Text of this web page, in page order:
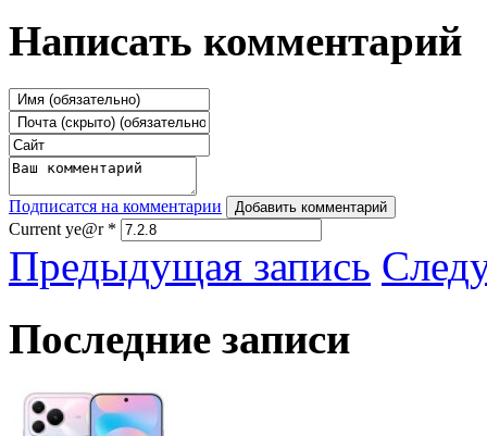
Написать комментарий
Подписатся на комментарии Добавить комментарий
Current ye@r *
Предыдущая запись
Последние записи